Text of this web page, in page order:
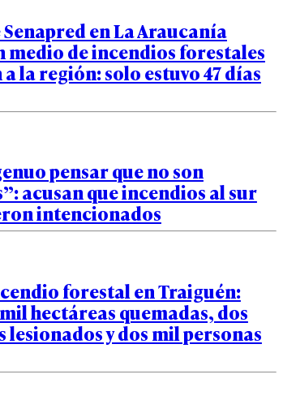
en La Araucanía
medio de incendios forestales
la región: solo estuvo 47 días
pensar que no son
acusan que incendios al sur
intencionados
forestal en Traiguén:
hectáreas quemadas, dos
y dos mil personas